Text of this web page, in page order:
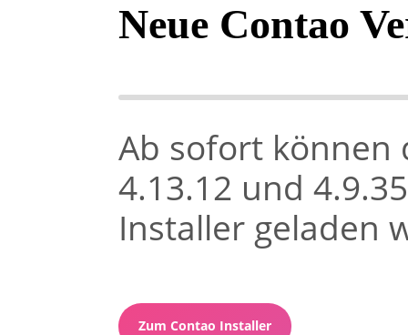
Neue Contao
Ab sofort können
4.13.12 und
Installer geladen
Zum Contao Installer